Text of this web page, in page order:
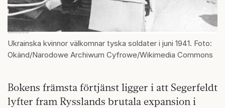
Ukrainska kvinnor välkomnar tyska soldater i juni 1941. Foto:
Okänd/Narodowe Archiwum Cyfrowe/Wikimedia Commons
Bokens främsta förtjänst ligger i att Segerfeldt
lyfter fram Rysslands brutala expansion i